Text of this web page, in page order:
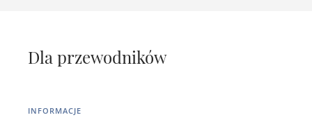
Dla przewodników
INFORMACJE